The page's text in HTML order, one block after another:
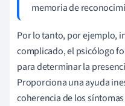
memoria de
Por lo tanto, por ejemplo,
complicado, el psicólogo
para determinar la
Proporciona una ayuda
coherencia de los